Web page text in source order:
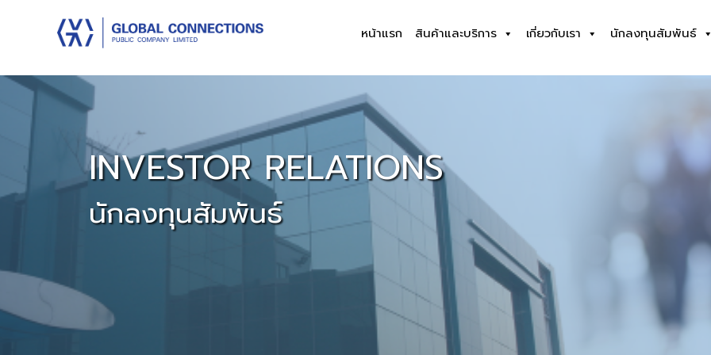
หน้าแรก สินค้าและบริการ เกี่ยวกับเรา นักลงทุนสัมพันธ์
INVESTOR RELATIONS
นักลงทุนสัมพันธ์